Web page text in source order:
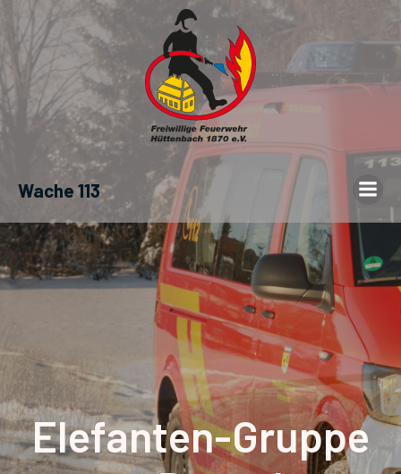
Wache 113
Elefanten-Gruppe